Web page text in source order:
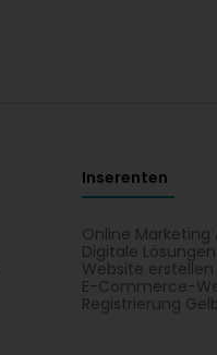
Inserenten
Online Marketing
Digitale
Website erstellen
E-Commerce-
Registrierung